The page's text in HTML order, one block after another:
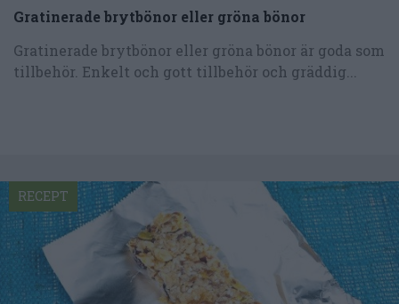
Gratinerade brytbönor eller gröna bönor
Gratinerade brytbönor eller gröna bönor är goda som
tillbehör. Enkelt och gott tillbehör och gräddig...
RECEPT